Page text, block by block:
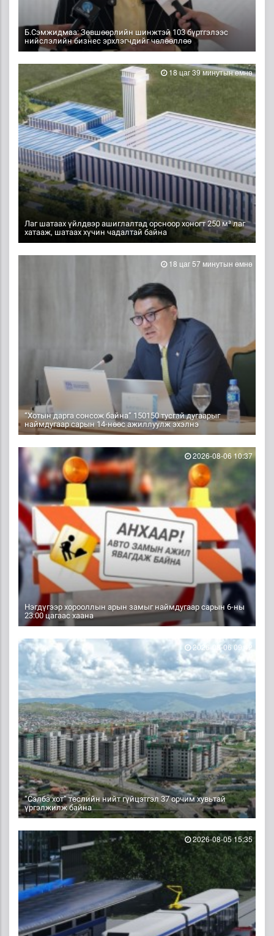
Б.Сэмжидмаа: Зөвшөөрлийн шинжтэй 103 бүртгэлээс
нийслэлийн бизнес эрхлэгчдийг чөлөөллөө
Лаг шатаах үйлдвэр ашиглалтад орсноор хоногт 250 м³ лаг
хатааж, шатаах хүчин чадалтай байна
18 цаг 39 минутын өмнө
“Хотын дарга сонсож байна” 150150 тусгай дугаарыг
наймдугаар сарын 14-нөөс ажиллуулж эхэлнэ
18 цаг 57 минутын өмнө
Нэгдүгээр хорооллын арын замыг наймдугаар сарын 6-ны
23:00 цагаас хаана
2026-08-06 10:37
“Сэлбэ хот” төслийн нийт гүйцэтгэл 37 орчим хувьтай
үргэлжилж байна
2026-08-06 09:42
2026-08-05 15:35